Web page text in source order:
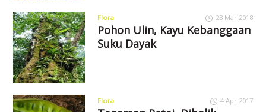
Flora 23 Mar 2018
Pohon Ulin, Kayu Kebanggaan
Suku Dayak
Flora 4 Apr 2017